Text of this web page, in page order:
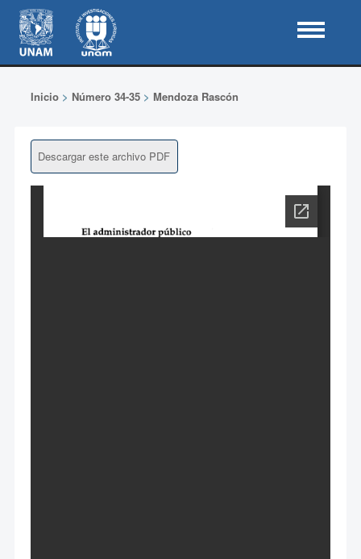
Inicio> Número 34-35> Mendoza Rascón
Descargar este archivo PDF